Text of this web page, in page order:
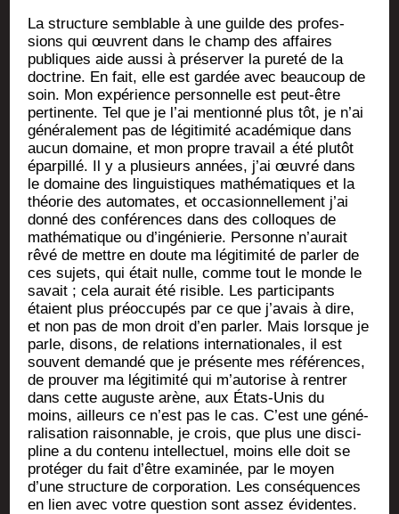
La struc­ture sem­blable à une guilde des pro­fes­
sions qui œuvrent dans le champ des affaires
publiques aide aus­si à pré­ser­ver la pure­té de la
doc­trine. En fait, elle est gar­dée avec beau­coup de
soin. Mon expé­rience per­son­nelle est peut-être
per­ti­nente. Tel que je l’ai men­tion­né plus tôt, je n’ai
géné­ra­le­ment pas de légi­ti­mi­té aca­dé­mique dans
aucun domaine, et mon propre tra­vail a été plu­tôt
épar­pillé. Il y a plu­sieurs années, j’ai œuvré dans
le domaine des lin­guis­tiques mathé­ma­tiques et la
théo­rie des auto­mates, et occa­sion­nel­le­ment j’ai
don­né des confé­rences dans des col­loques de
mathé­ma­tique ou d’ingénierie. Per­sonne n’aurait
rêvé de mettre en doute ma légi­ti­mi­té de par­ler de
ces sujets, qui était nulle, comme tout le monde le
savait ; cela aurait été risible. Les par­ti­ci­pants
étaient plus pré­oc­cu­pés par ce que j’avais à dire,
et non pas de mon droit d’en par­ler. Mais lorsque je
parle, disons, de rela­tions inter­na­tio­nales, il est
sou­vent deman­dé que je pré­sente mes réfé­rences,
de prou­ver ma légi­ti­mi­té qui m’autorise à ren­trer
dans cette auguste arène, aux États-Unis du
moins, ailleurs ce n’est pas le cas. C’est une géné­
ra­li­sa­tion rai­son­nable, je crois, que plus une dis­ci­
pline a du conte­nu intel­lec­tuel, moins elle doit se
pro­té­ger du fait d’être exa­mi­née, par le moyen
d’une struc­ture de cor­po­ra­tion. Les consé­quences
en lien avec votre ques­tion sont assez évidentes.